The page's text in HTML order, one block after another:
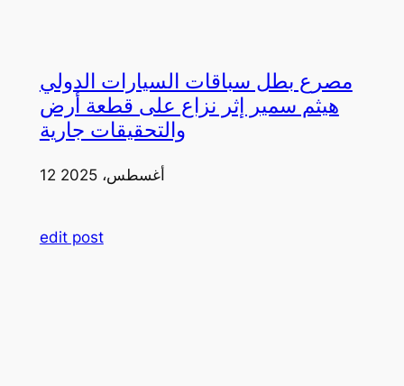
مصرع بطل سباقات السيارات الدولي
هيثم سمير إثر نزاع على قطعة أرض
والتحقيقات جارية
12 أغسطس، 2025
edit post